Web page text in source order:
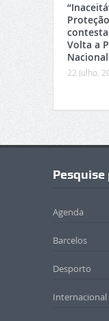
Volta a
22 Julho,
Pesquise
Agenda
Barcelos
Desporto
Internacional